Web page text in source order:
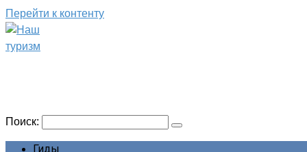
Перейти к контенту
Поиск:
Гиды